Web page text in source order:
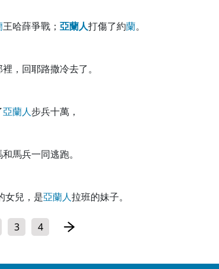
王哈薛爭戰； 亞蘭人打傷了約蘭。
裡，回耶路撒冷去了。
亞蘭人步兵十萬，
馬兵一同逃跑。
女兒，是亞蘭人拉班的妹子。
3 4